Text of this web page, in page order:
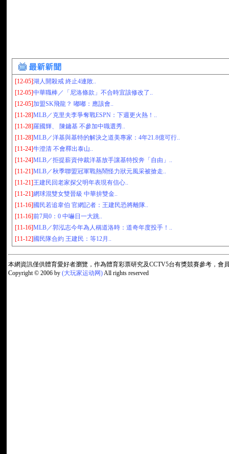
[12-05]湖人開殺戒 終止4連敗..
[12-05]中華職棒／「尼洛條款」不合時宜該修改了..
[12-05]加盟SK飛龍？ 嘟嘟：應該會..
[11-28]MLB／克里夫李爭奪戰ESPN：下週更火熱！..
[11-28]羅國輝、 陳鏞基 不參加中職選秀..
[11-28]MLB／洋基與基特的解決之道美專家：4年21.8億可行..
[11-24]牛澄清 不會釋出泰山..
[11-24]MLB／拒提薪資仲裁洋基放手讓基特投奔「自由」..
[11-21]MLB／秋季聯盟冠軍戰熱鬧怪力狀元風采被搶走..
[11-21]王建民回老家探父明年表現有信心..
[11-21]網球混雙女雙晉級 中華拚雙金..
[11-16] 國民若追韋伯 官網記者：王建民恐將離隊..
[11-16]前7局0：0 中嚇日一大跳..
[11-16]MLB／郭泓志今年為人稱道洛時：道奇年度投手！..
[11-12] 國民隊合約 王建民：等12月..
本網資訊僅供體育愛好者瀏覽，作為體育彩票研究及CCTV5台有獎競賽參考，
Copyright © 2006 by (大玩家运动网)All rights reserved